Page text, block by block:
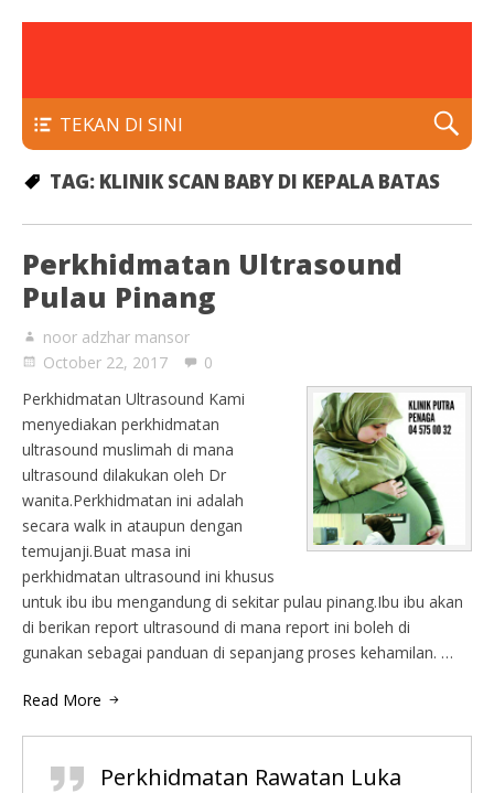
TEKAN DI SINI
TAG: KLINIK SCAN BABY DI KEPALA BATAS
Perkhidmatan Ultrasound
Pulau Pinang
noor adzhar mansor
October 22, 2017
0
Perkhidmatan Ultrasound Kami
menyediakan perkhidmatan
ultrasound muslimah di mana
ultrasound dilakukan oleh Dr
wanita.Perkhidmatan ini adalah
secara walk in ataupun dengan
temujanji.Buat masa ini
perkhidmatan ultrasound ini khusus
untuk ibu ibu mengandung di sekitar pulau pinang.Ibu ibu akan
di berikan report ultrasound di mana report ini boleh di
gunakan sebagai panduan di sepanjang proses kehamilan. …
Read More
Perkhidmatan Rawatan Luka